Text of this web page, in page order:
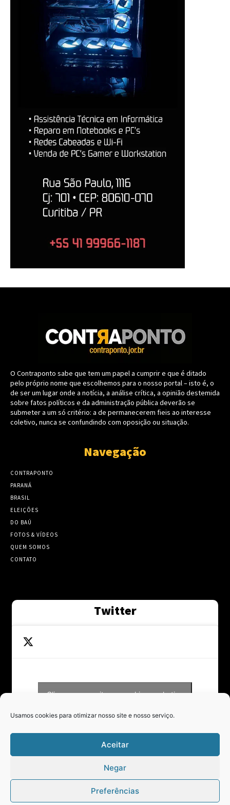
Usamos cookies para otimizar nosso site e nosso serviço.
Aceitar
Negar
Preferências
O Contraponto sabe que tem um papel a cumprir e que é ditado
pelo próprio nome que escolhemos para o nosso portal – isto é, o
de ser um lugar onde a notícia, a análise crítica, a opinião destemida
sobre fatos políticos e da administração pública deverão se
submeter a um só critério: a de permanecerem fieis ao interesse
coletivo, nunca se confundindo com oposição ou situação.
Navegação
CONTRAPONTO
PARANÁ
BRASIL
ELEIÇÕES
DO BAÚ
FOTOS & VÍDEOS
QUEM SOMOS
CONTATO
Twitter
Clique para aceitar os cookies marketing